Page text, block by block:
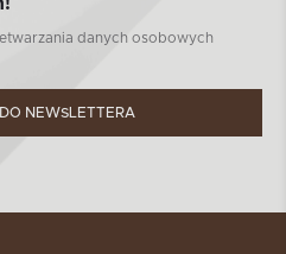
danych osobowych
NEWSLETTERA